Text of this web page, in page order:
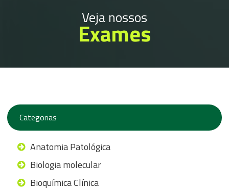
Veja nossos
Exames
Categorias
Anatomia Patológica
Biologia molecular
Bioquímica Clínica